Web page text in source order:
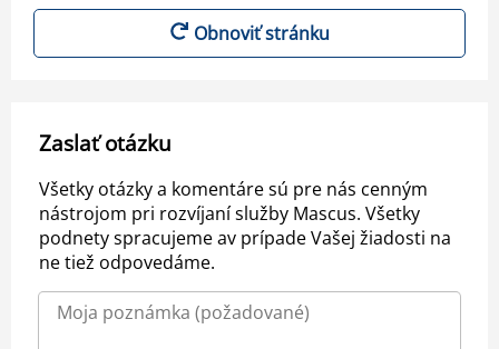
Obnoviť stránku
Zaslať otázku
Všetky otázky a komentáre sú pre nás cenným
nástrojom pri rozvíjaní služby Mascus. Všetky
podnety spracujeme av prípade Vašej žiadosti na
ne tiež odpovedáme.